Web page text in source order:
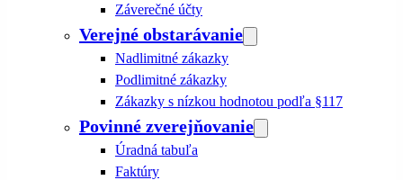
Záverečné účty
Verejné obstarávanie
Nadlimitné zákazky
Podlimitné zákazky
Zákazky s nízkou hodnotou podľa §117
Povinné zverejňovanie
Úradná tabuľa
Faktúry